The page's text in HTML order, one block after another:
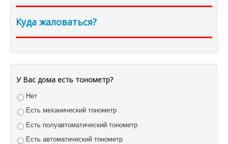
Куда жаловаться?
У Вас дома есть тонометр?
Нет
Есть механический тонометр
Есть полуавтоматический тонометр
Есть автоматический тонометр